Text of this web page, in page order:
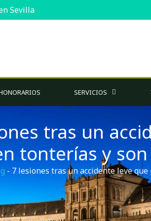
Sevilla
SERVICIOS
tras un
tonterías y
- 7 lesiones tras un accidente leve